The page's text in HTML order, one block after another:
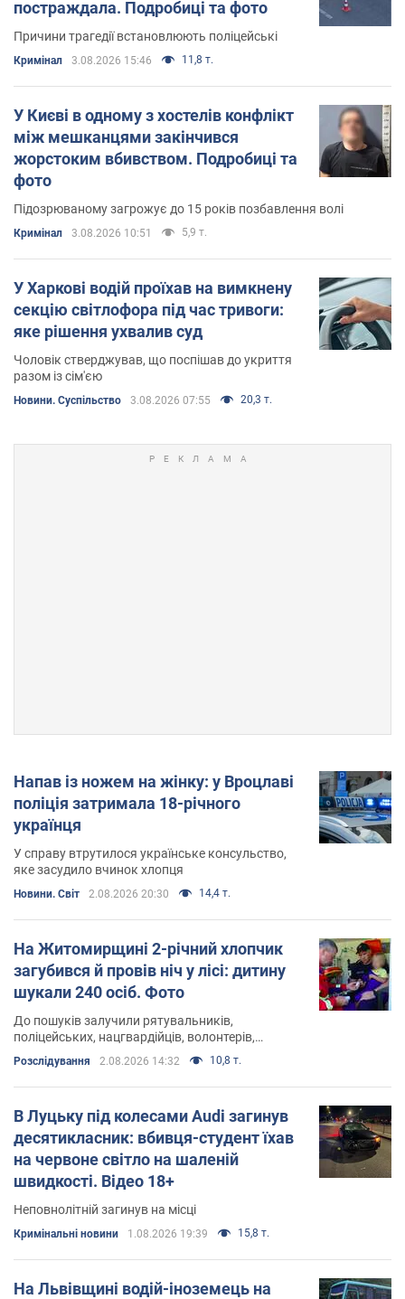
постраждала. Подробиці та фото
Причини трагедії встановлюють поліцейські
Кримінал 3.08.2026 15:46 11,8 т.
У Києві в одному з хостелів конфлікт
між мешканцями закінчився
жорстоким вбивством. Подробиці та
фото
Підозрюваному загрожує до 15 років позбавлення волі
Кримінал 3.08.2026 10:51 5,9 т.
У Харкові водій проїхав на вимкнену
секцію світлофора під час тривоги:
яке рішення ухвалив суд
Чоловік стверджував, що поспішав до укриття
разом із сім'єю
Новини. Суспільство 3.08.2026 07:55 20,3 т.
Напав із ножем на жінку: у Вроцлаві
поліція затримала 18-річного
українця
У справу втрутилося українське консульство,
яке засудило вчинок хлопця
Новини. Світ 2.08.2026 20:30 14,4 т.
На Житомирщині 2-річний хлопчик
загубився й провів ніч у лісі: дитину
шукали 240 осіб. Фото
До пошуків залучили рятувальників,
поліцейських, нацгвардійців, волонтерів,
місцевих жителів, службового собаку та
безпілотник
Розслідування 2.08.2026 14:32 10,8 т.
В Луцьку під колесами Audi загинув
десятикласник: вбивця-студент їхав
на червоне світло на шаленій
швидкості. Відео 18+
Неповнолітній загинув на місці
Кримінальні новини 1.08.2026 19:39 15,8 т.
На Львівщині водій-іноземець на